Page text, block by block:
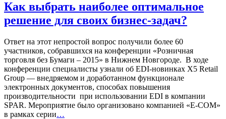
Как выбрать наиболее оптимальное
решение для своих бизнес-задач?
Ответ на этот непростой вопрос получили более 60
участников, собравшихся на конференции «Розничная
торговля без Бумаги – 2015» в Нижнем Новгороде. В ходе
конференции специалисты узнали об EDI-новинках X5 Retail
Group — внедряемом и доработанном функционале
электронных документов, способах повышения
производительности при использовании EDI в компании
SPAR. Мероприятие было организовано компанией «E-COM»
в рамках серии…